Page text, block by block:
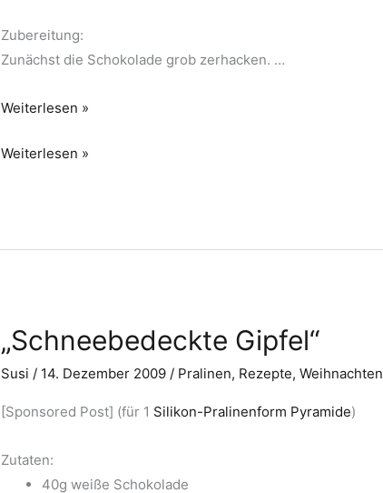
Zubereitung:
Zunächst die Schokolade grob zerhacken. …
Brownie-
Weiterlesen »
Brownie-
Weiterlesen »
„Schneebedeckte Gipfel“
Susi / 14. Dezember 2009 / Pralinen, Rezepte,Weihnachten
[Sponsored Post] (für 1 Silikon-Pralinenform Pyramide)
Zutaten:
40g weiße Schokolade